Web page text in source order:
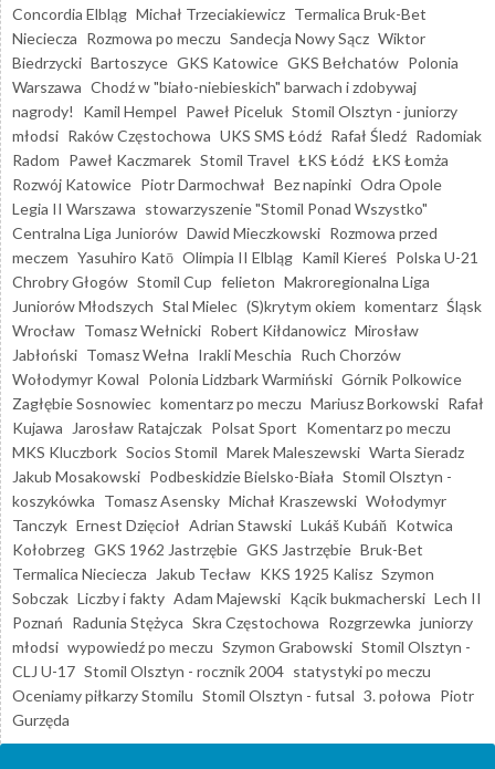
Concordia Elbląg Michał Trzeciakiewicz Termalica Bruk-Bet
Nieciecza Rozmowa po meczu Sandecja Nowy Sącz Wiktor
Biedrzycki Bartoszyce GKS Katowice GKS Bełchatów Polonia
Warszawa Chodź w "biało-niebieskich" barwach i zdobywaj
nagrody!
Kamil Hempel Paweł Piceluk Stomil Olsztyn - juniorzy
młodsi Raków Częstochowa UKS SMS Łódź Rafał Śledź Radomiak
Radom Paweł Kaczmarek Stomil Travel ŁKS Łódź ŁKS Łomża
Rozwój Katowice Piotr Darmochwał Bez napinki Odra Opole
Legia II Warszawa stowarzyszenie "Stomil Ponad Wszystko"
Centralna Liga Juniorów Dawid Mieczkowski Rozmowa przed
meczem Yasuhiro Katō Olimpia II Elbląg Kamil Kiereś Polska U-21
Chrobry Głogów Stomil Cup felieton Makroregionalna Liga
Juniorów Młodszych Stal Mielec (S)krytym okiem komentarz Śląsk
Wrocław Tomasz Wełnicki Robert Kiłdanowicz Mirosław
Jabłoński Tomasz Wełna Irakli Meschia Ruch Chorzów
Wołodymyr Kowal Polonia Lidzbark Warmiński Górnik Polkowice
Zagłębie Sosnowiec komentarz po meczu Mariusz Borkowski Rafał
Kujawa
Jarosław Ratajczak Polsat Sport Komentarz po meczu
MKS Kluczbork Socios Stomil Marek Maleszewski Warta Sieradz
Jakub Mosakowski Podbeskidzie Bielsko-Biała Stomil Olsztyn -
koszykówka Tomasz Asensky Michał Kraszewski Wołodymyr
Tanczyk Ernest Dzięcioł Adrian Stawski Lukáš Kubáň Kotwica
Kołobrzeg GKS 1962 Jastrzębie GKS Jastrzębie Bruk-Bet
Termalica Nieciecza
Jakub Tecław KKS 1925 Kalisz Szymon
Sobczak Liczby i fakty Adam Majewski Kącik bukmacherski Lech II
Poznań Radunia Stężyca Skra Częstochowa Rozgrzewka juniorzy
młodsi wypowiedź po meczu Szymon Grabowski Stomil Olsztyn -
CLJ U-17 Stomil Olsztyn - rocznik 2004 statystyki po meczu
Oceniamy piłkarzy Stomilu Stomil Olsztyn - futsal 3. połowa Piotr
Gurzęda